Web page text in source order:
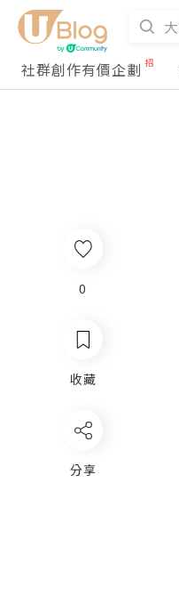
社群創作有價企劃
0
收藏
分享